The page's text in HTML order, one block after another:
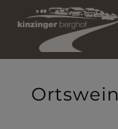
Ortswein